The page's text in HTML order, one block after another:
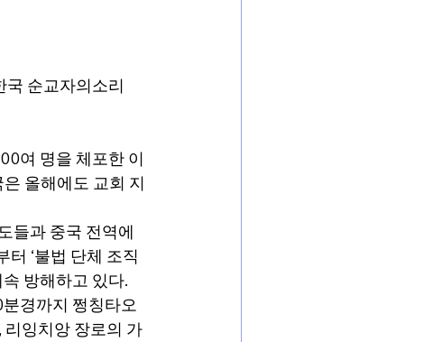
국 순교자의소리
여 명을 체포한 이
올해에도 교회 지
들과 중국 전역에
‘불법 단체 조직
방해하고 있다.
경까지 쩡칭타오
리잉치앙 장로의 가